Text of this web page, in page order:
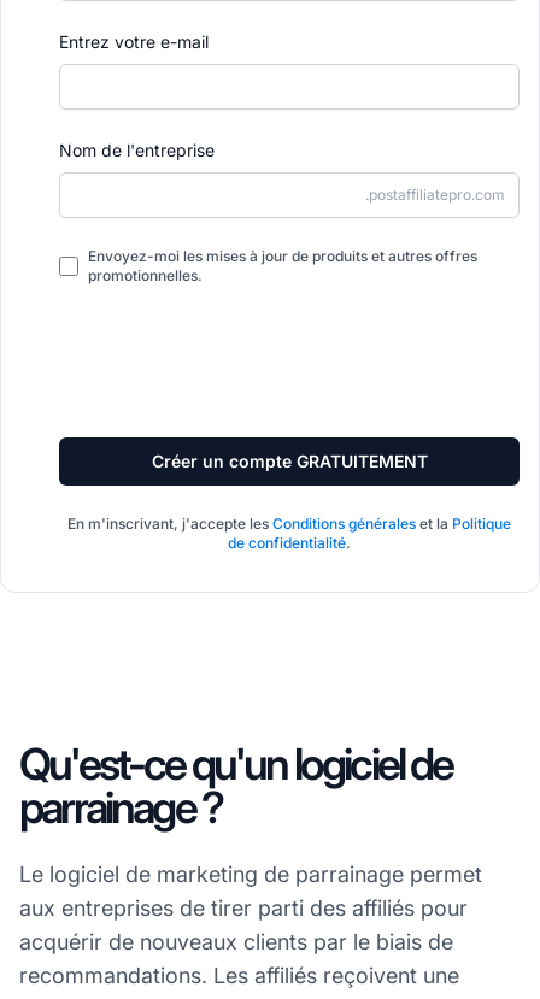
Entrez votre e-mail
Nom de l'entreprise
.postaffiliatepro.com
Envoyez-moi les mises à jour de produits et autres offres
promotionnelles.
Créer un compte GRATUITEMENT
En m'inscrivant, j'accepte les Conditions générales et la Politique
de confidentialité.
Qu'est-ce qu'un logiciel de
parrainage ?
Le logiciel de marketing de parrainage permet
aux entreprises de tirer parti des affiliés pour
acquérir de nouveaux clients par le biais de
recommandations. Les affiliés reçoivent une